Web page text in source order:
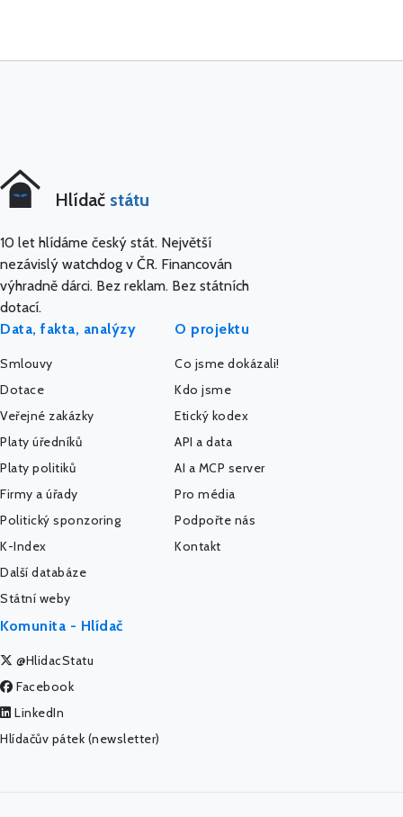
Hlídač státu
10 let hlídáme český stát. Největší
nezávislý watchdog v ČR. Financován
výhradně dárci. Bez reklam. Bez státních
dotací.
Data, fakta, analýzy
Smlouvy
Dotace
Veřejné zakázky
Platy úředníků
Platy politiků
Firmy a úřady
Politický sponzoring
K-Index
Další databáze
Státní weby
O projektu
Co jsme dokázali!
Kdo jsme
Etický kodex
API a data
AI a MCP server
Pro média
Podpořte nás
Kontakt
Komunita - Hlídač
@HlidacStatu
Facebook
LinkedIn
Hlídačův pátek (newsletter)